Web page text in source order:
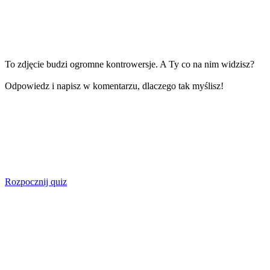
To zdjęcie budzi ogromne kontrowersje. A Ty co na nim widzisz?
Odpowiedz i napisz w komentarzu, dlaczego tak myślisz!
Rozpocznij quiz